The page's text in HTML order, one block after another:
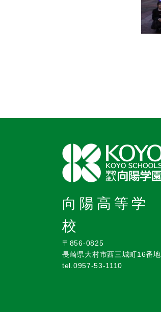
向陽高等学
校
〒856-0825
長崎県大村市西三城町16番地
tel.0957-53-1110